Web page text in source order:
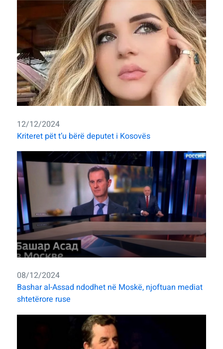
12/12/2024
Kriteret pët t’u bërë deputet i Kosovës
08/12/2024
Bashar al-Assad ndodhet në Moskë, njoftuan mediat
shtetërore ruse